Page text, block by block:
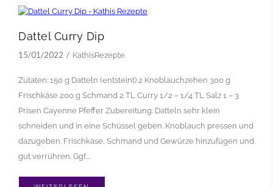
Dattel Curry Dip
15/01/2022 KathisRezepte
Zutaten: 150 g Datteln (entsteint) 2 Knoblauchzehen 300 g
Frischkäse 200 g Schmand 2 TL Curry 1/2 – 1/4 TL Salz 1 – 3
Prisen Cayenne Pfeffer Zubereitung: Datteln sehr klein
schneiden und in eine Schüssel geben. Knoblauch pressen und
dazugeben. Frischkäse, Schmand und Gewürze hinzufügen und
gut verrühren. Ggf.…